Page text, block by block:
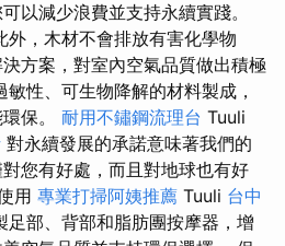
以減少浪費並支持永續實踐。
外，木材不會排放有害化學物
方案，對室內空氣品質做出積極
性、可生物降解的材料製成，
保。 耐用不鏽鋼流理台 Tuuli
對永續發展的承諾意味著我們的
您有好處，而且對地球也有好
用 專業打掃阿姨推薦 Tuuli 台中
足部、背部和脂肪團按摩器，增